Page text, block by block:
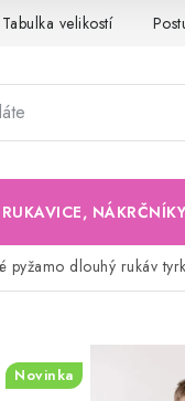
Tabulka velikostí
NÁKRČNÍKY
pyžamo dlouhý rukáv
Novinka